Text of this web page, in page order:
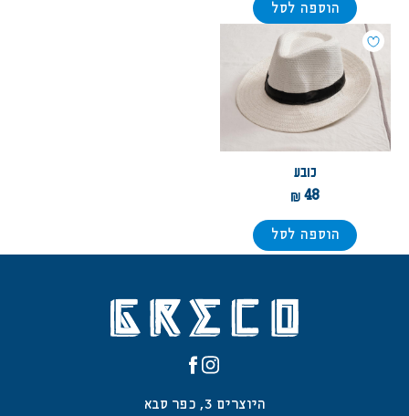
הוספה לסל
כובע
48
הוספה לסל
היוצרים 3, כפר סבא